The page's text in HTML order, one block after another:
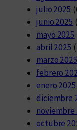
julio 2025
junio 2025
mayo 2025
abril 2025
marzo 2025
febrero
enero 2025
diciembre
noviembre
octubre